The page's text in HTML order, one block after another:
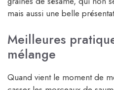
mais aussi une belle
Meilleures
mélange
Quand vient le moment de